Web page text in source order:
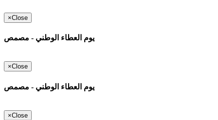
×Close
يوم العطاء الوطني - مصمص
×Close
يوم العطاء الوطني - مصمص
×Close